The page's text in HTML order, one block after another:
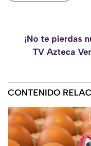
¡No te pierdas
TV Azteca
CONTENIDO